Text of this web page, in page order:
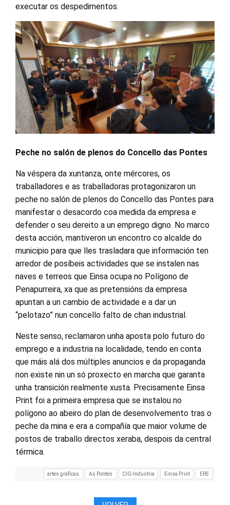
executar os despedimentos.
Peche no salón de plenos do Concello das Pontes
Na véspera da xuntanza, onte mércores, os
traballadores e as traballadoras protagonizaron un
peche no salón de plenos do Concello das Pontes para
manifestar o desacordo coa medida da empresa e
defender o seu dereito a un emprego digno. No marco
desta acción, mantiveron un encontro co alcalde do
municipio para que lles trasladara que información ten
arredor de posíbeis actividades que se instalen nas
naves e terreos que Einsa ocupa no Polígono de
Penapurreira, xa que as pretensións da empresa
apuntan a un cambio de actividade e a dar un
“pelotazo” nun concello falto de chan industrial.
Neste senso, reclamaron unha aposta polo futuro do
emprego e a industria na localidade, tendo en conta
que máis alá dos múltiples anuncios e da propaganda
non existe nin un só proxecto en marcha que garanta
unha transición realmente xusta. Precisamente Einsa
Print foi a primeira empresa que se instalou no
polígono ao abeiro do plan de desenvolvemento tras o
peche da mina e era a compañía que maior volume de
postos de traballo directos xeraba, despois da central
térmica.
artes gráficas As Pontes CIG-Industria Einsa Print ERE